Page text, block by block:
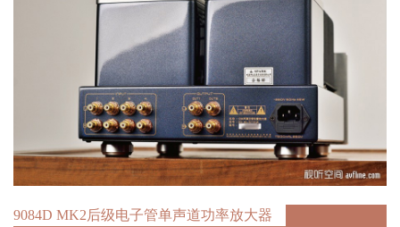
9084D MK2后级电子管单声道功率放大器